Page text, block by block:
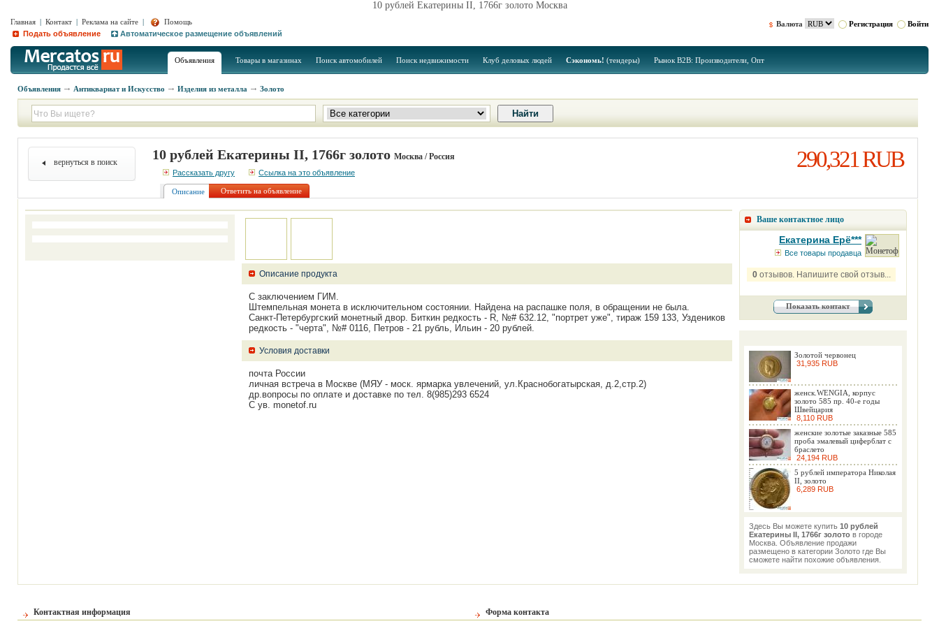
10 рублей Екатерины II, 1766г золото Москва
Главная | Контакт | Реклама на сайте |
Помощь
Подать объявление
Автоматическое размещение объявлений
Валюта Регистрация Войти
Объявления Товары в магазинах Поиск автомобилей Поиск недвижимости Клуб деловых людей Сэкономь! (тендеры) Рынок B2B: Производители, Опт
Объявления Антиквариат и Искусство Изделия из металла Золото
вернуться в поиск 10 рублей Екатерины II, 1766г золото Москва / Россия
Рассказать другу Ссылка на это объявление
290,321 RUB
Описание Ответить на объявление
Описание продукта
С заключением ГИМ.
Штемпельная монета в исключительном состоянии. Найдена на распашке поля, в обращении не была.
Санкт-Петербургский монетный двор. Биткин редкость - R, №# 632.12, "портрет уже", тираж 159 133, Уздеников
редкость - "черта", №# 0116, Петров - 21 рубль, Ильин - 20 рублей.
Условия доставки
почта России
личная встреча в Москве (МЯУ - моск. ярмарка увлечений, ул.Краснобогатырская, д.2,стр.2)
др.вопросы по оплате и доставке по тел. 8(985)293 6524
С ув. monetof.ru
Ваше контактное лицо
Екатерина Ерё***
Все товары продавца
0отзывов. Напишите свой отзыв...
Показать контакт
Золотой червонец
31,935 RUB
женск.WENGIA, корпус
золото 585 пр. 40-е годы
Швейцария
8,110 RUB
женские золотые заказные 585
проба эмалевый циферблат с
браслето
24,194 RUB
5 рублей императора Николая
II, золото
6,289 RUB
Здесь Вы можете купить 10 рублей
Екатерины II, 1766г золото в городе
Москва. Объявление продажи
размещено в категории Золото где Вы
сможете найти похожие объявления.
Контактная информация Форма контакта